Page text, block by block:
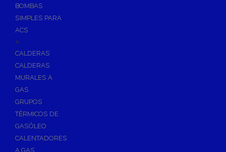
Sumideros para Piscinas
Accesorios para Piscinas
Productos Químicos para Piscinas
Reguladores de PH
Antialgas para Piscinas
Floculante para Piscinas
Cloro para Piscinas
Desinfección de Piscinas sin Cloro
BOMBAS
SIMPLES PARA
ACS
+
CALDERAS
CALDERAS
MURALES A
GAS
GRUPOS
TÉRMICOS DE
GASÓLEO
CALENTADORES
A GAS